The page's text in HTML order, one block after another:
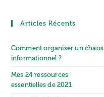
Articles Récents
Comment organiser un chaos
informationnel ?
Mes 24 ressources
essentielles de 2021